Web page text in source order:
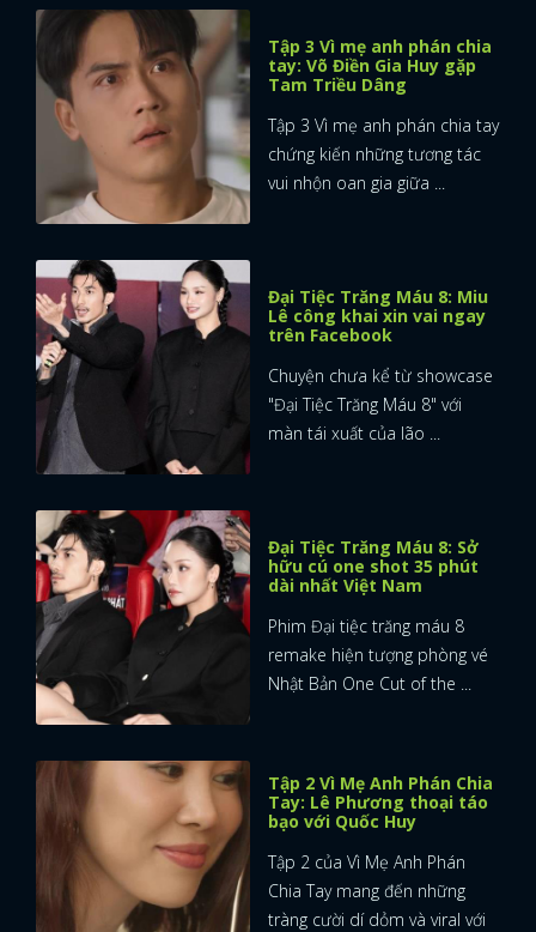
FACEBOOK GOOGLE
Tập 3 Vì mẹ anh phán chia
tay: Võ Điền Gia Huy gặp
Tam Triều Dâng
Tập 3 Vì mẹ anh phán chia tay
chứng kiến những tương tác
vui nhộn oan gia giữa ...
Đại Tiệc Trăng Máu 8: Miu
Lê công khai xin vai ngay
trên Facebook
Chuyện chưa kể từ showcase
"Đại Tiệc Trăng Máu 8" với
màn tái xuất của lão ...
Đại Tiệc Trăng Máu 8: Sở
hữu cú one shot 35 phút
dài nhất Việt Nam
Phim Đại tiệc trăng máu 8
remake hiện tượng phòng vé
Nhật Bản One Cut of the ...
Tập 2 Vì Mẹ Anh Phán Chia
Tay: Lê Phương thoại táo
bạo với Quốc Huy
Tập 2 của Vì Mẹ Anh Phán
Chia Tay mang đến những
tràng cười dí dỏm và viral với